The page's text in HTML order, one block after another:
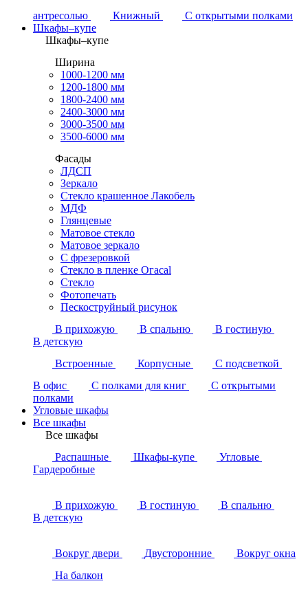
антресолью
Книжный
С открытыми полками
Шкафы–купе
Шкафы–купе
Ширина
1000-1200 мм
1200-1800 мм
1800-2400 мм
2400-3000 мм
3000-3500 мм
3500-6000 мм
Фасады
ЛДСП
Зеркало
Стекло крашенное Лакобель
МДФ
Глянцевые
Матовое стекло
Матовое зеркало
С фрезеровкой
Стекло в пленке Огасаl
Стекло
Фотопечать
Пескоструйный рисунок
В прихожую
В спальню
В гостиную
В детскую
Встроенные
Корпусные
С подсветкой
В офис
С полками для книг
С открытыми
полками
Угловые шкафы
Все шкафы
Все шкафы
Распашные
Шкафы-купе
Угловые
Гардеробные
В прихожую В гостиную
В спальню
В детскую
Вокруг двери Двусторонние
Вокруг окна
На балкон